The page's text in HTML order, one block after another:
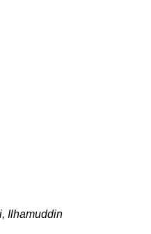
Ilhamuddin